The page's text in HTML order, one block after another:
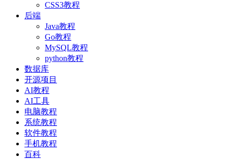
CSS3教程
后端
Java教程
Go教程
MySQL教程
python教程
数据库
开源项目
AI教程
AI工具
电脑教程
系统教程
软件教程
手机教程
百科